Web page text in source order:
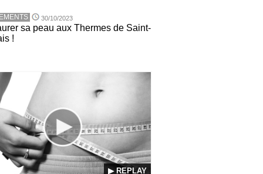
30/10/2023
sa peau aux Thermes de Saint-
!
▶ REPLAY